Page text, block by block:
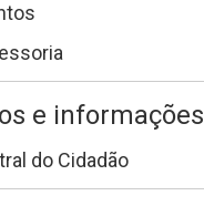
e informações
do Cidadão